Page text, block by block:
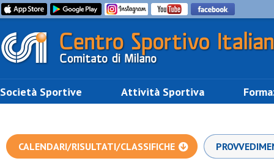
Società Sportive Attività Sportiva
CALENDARI/RISULTATI/CLASSIFICHE